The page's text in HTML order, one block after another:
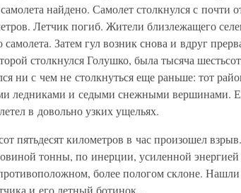
найдено. Самолет столкнулся с почти
Летчик погиб. Жители близлежащего
Затем гул возник снова и вдруг
столкнулся Голушко, была тысяча
ни с чем не столкнуться еще раньше: тот
ледниками и седыми снежными вершинами.
в довольно узких ущельях.
пятьдесят километров в час произошел взрыв.
тонны, по инерции, усиленной энергией
более пологом склоне. Нашли
и его летный ботинок…